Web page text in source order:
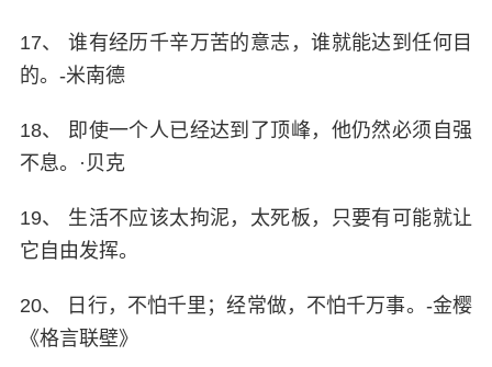
17、 谁有经历千辛万苦的意志，谁就能达到任何目
的。-米南德
18、 即使一个人已经达到了顶峰，他仍然必须自强
不息。·贝克
19、 生活不应该太拘泥，太死板，只要有可能就让
它自由发挥。
20、 日行，不怕千里；经常做，不怕千万事。-金樱
《格言联壁》